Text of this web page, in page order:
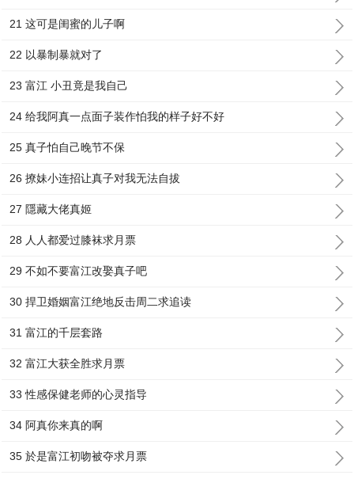
21 这可是闺蜜的儿子啊
22 以暴制暴就对了
23 富江 小丑竟是我自己
24 给我阿真一点面子装作怕我的样子好不好
25 真子怕自己晚节不保
26 撩妹小连招让真子对我无法自拔
27 隱藏大佬真姬
28 人人都爱过膝袜求月票
29 不如不要富江改娶真子吧
30 捍卫婚姻富江绝地反击周二求追读
31 富江的千层套路
32 富江大获全胜求月票
33 性感保健老师的心灵指导
34 阿真你来真的啊
35 於是富江初吻被夺求月票